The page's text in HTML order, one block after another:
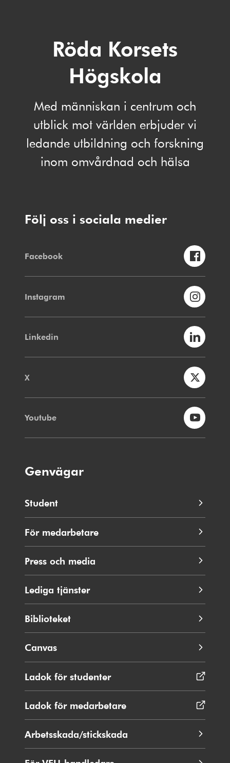
Röda Korsets
Högskola
Med människan i centrum och
utblick mot världen erbjuder vi
ledande utbildning och forskning
inom omvårdnad och hälsa
Följ oss i sociala medier
Facebook
Instagram
Linkedin
X
Youtube
Genvägar
Student
För medarbetare
Press och media
Lediga tjänster
Biblioteket
Canvas
Ladok för studenterÖppnas
i
fönster
Ladok för medarbetare
i
fönster
Arbetsskada/stickskada